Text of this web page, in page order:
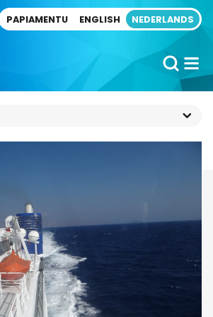
PAPIAMENTU ENGLISH NEDERLANDS